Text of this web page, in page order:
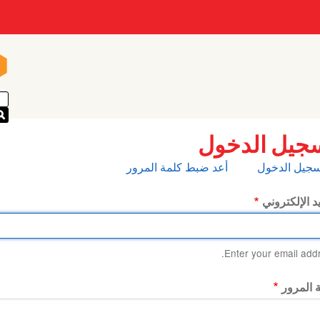
الدخول
الدخول أعد ضبط كلمة المرور
الإلكتروني
Enter your email
المرور